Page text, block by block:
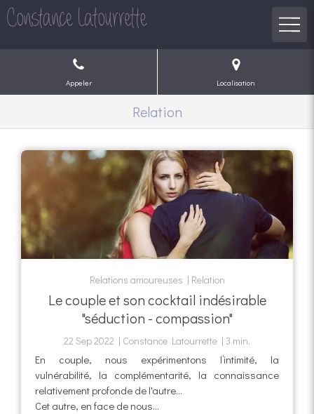
Appeler Localisation
Relation
Relations amoureuses Relation
Le couple et son cocktail indésirable
"séduction - compassion"
22 Sep 2022 Constance Latourrette 3 min.
En couple, nous expérimentons l’intimité, la
vulnérabilité, la complémentarité, la connaissance
relativement profonde de l'autre…
Cet autre, en face de nous...